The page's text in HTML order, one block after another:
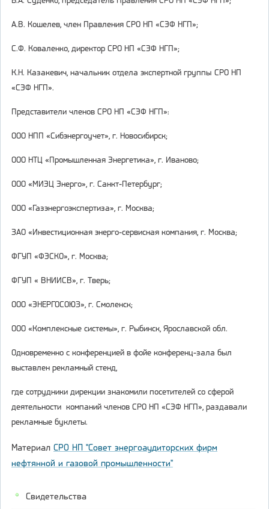
Свидетельства
А.В. Кошелев, член Правления СРО НП «СЭФ НГП»;
С.Ф. Коваленко, директор СРО НП «СЭФ НГП»;
К.Н. Казакевич, начальник отдела экспертной группы СРО НП
«СЭФ НГП».
Представители членов СРО НП «СЭФ НГП»:
ООО НПП «Сибэнергоучет», г. Новосибирск;
ООО НТЦ «Промышленная Энергетика», г. Иваново;
ООО «МИЭЦ Энерго», г. Санкт-Петербург;
ООО «Газэнергоэкспертиза», г. Москва;
ЗАО «Инвестиционная энерго-сервисная компания, г. Москва;
ФГУП «ФЭСКО», г. Москва;
ФГУП « ВНИИСВ», г. Тверь;
ООО «ЭНЕРГОСОЮЗ», г. Смоленск;
ООО «Комплексные системы», г. Рыбинск, Ярославской обл.
Одновременно с конференцией в фойе конференц-зала был
выставлен рекламный стенд,
где сотрудники дирекции знакомили посетителей со сферой
деятельности компаний членов СРО НП «СЭФ НГП», раздавали
рекламные буклеты.
Материал СРО НП "Совет энергоаудиторских фирм
нефтянной и газовой промышленности"